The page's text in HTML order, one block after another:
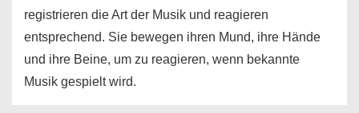
registrieren die Art der Musik und reagieren
entsprechend. Sie bewegen ihren Mund, ihre Hände
und ihre Beine, um zu reagieren, wenn bekannte
Musik gespielt wird.